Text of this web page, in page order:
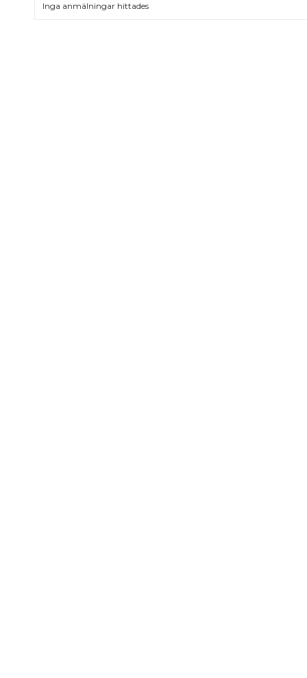
Inga anmälningar hittades